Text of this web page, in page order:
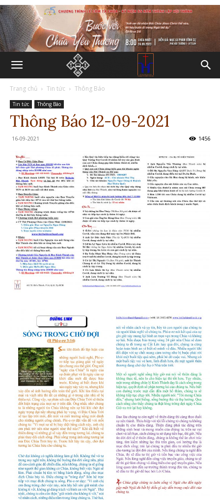
Trang chủ Tin tức Thông Báo
Tin tức Thông Báo
Thông Báo 12-09-2021
16-09-2021 1456